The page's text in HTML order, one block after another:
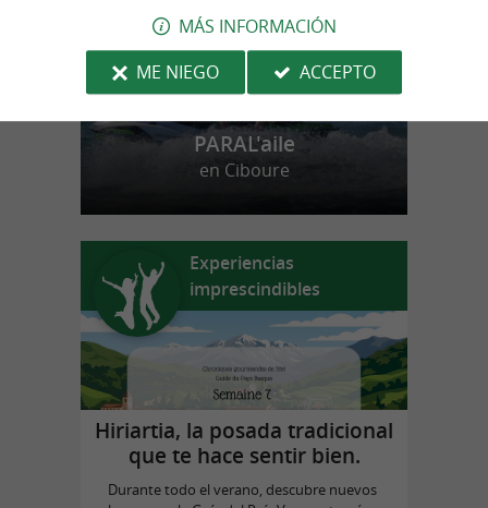
PARAL'aile
en Ciboure
Experiencias
imprescindibles
Hiriartia, la posada tradicional
que te hace sentir bien.
Durante todo el verano, descubre nuevos
MÁS INFORMACIÓN
ME NIEGO
ACCEPTO